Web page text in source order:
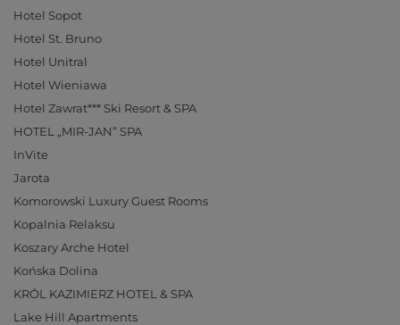
Hotel Sopot
Hotel St. Bruno
Hotel Unitral
Hotel Wieniawa
Hotel Zawrat*** Ski Resort & SPA
HOTEL „MIR-JAN” SPA
InVite
Jarota
Komorowski Luxury Guest Rooms
Kopalnia Relaksu
Koszary Arche Hotel
Końska Dolina
KRÓL KAZIMIERZ HOTEL & SPA
Lake Hill Apartments